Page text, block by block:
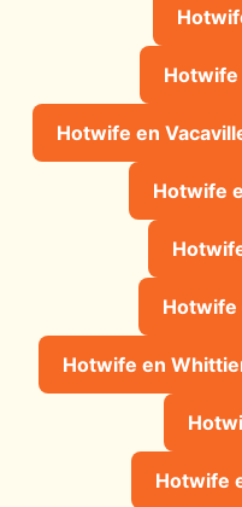
Hotwife
Hotwife en
Hotwife
Hotwife
Hotwife en
Hotwife